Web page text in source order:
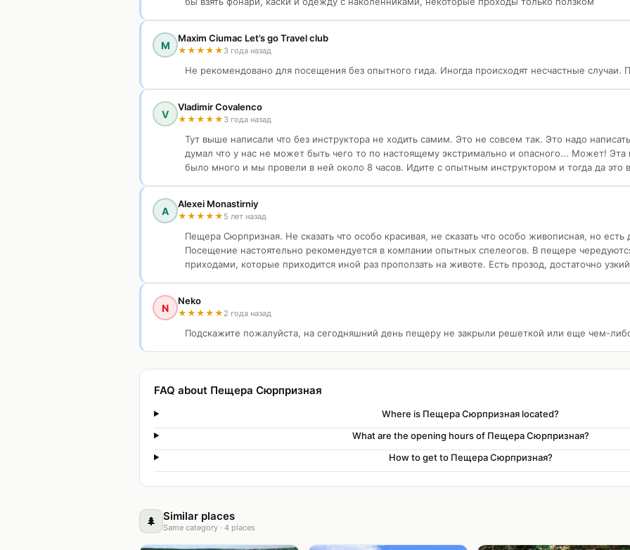
M
Maxim Ciumac Let’s go Travel club
★ ★ ★ ★ ★ 3 года назад
Не рекомендовано для посещения без опытного гида. Иногда происходят несчастные случаи.
V
Vladimir Covalenco
★ ★ ★ ★ ★ 3 года назад
Тут выше написали что без инструктора не ходить самим. Это не совсем так. Это надо
думал что у нас не может быть чего то по настоящему экстримально и опасного... Может!
было много и мы провели в ней около 8 часов. Идите с опытным инструктором и тогда да это
A
Alexei Monastirniy
★ ★ ★ ★ ★ 5 лет назад
Пещера Сюрпризная. Не сказать что особо красивая, не сказать что особо живописная, но
Посещение настоятельно рекомендуется в компании опытных спелеогов. В пещере
приходами, которые приходится иной раз проползать на животе. Есть прозод, достаточно
N
Neko
★ ★ ★ ★ ★ 2 года назад
Подскажите пожалуйста, на сегодняшний день пещеру не закрыли решеткой или еще чем-
FAQ about Пещера Сюрпризная
Where is Пещера Сюрпризная located?
What are the opening hours of Пещера Сюрпризная?
How to get to Пещера Сюрпризная?
🌲 Similar places
Same category · 4 places